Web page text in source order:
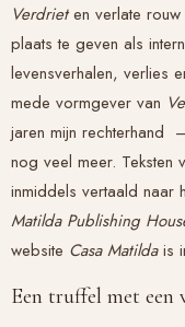
Verdrieten verlate rouw
plaats te geven als
levensverhalen, verlies
mede vormgever van
jaren mijn rechterhand
nog veel meer. Teksten
inmiddels vertaald naar
Matilda Publishing
website Casa Matildais
Een truffel met een